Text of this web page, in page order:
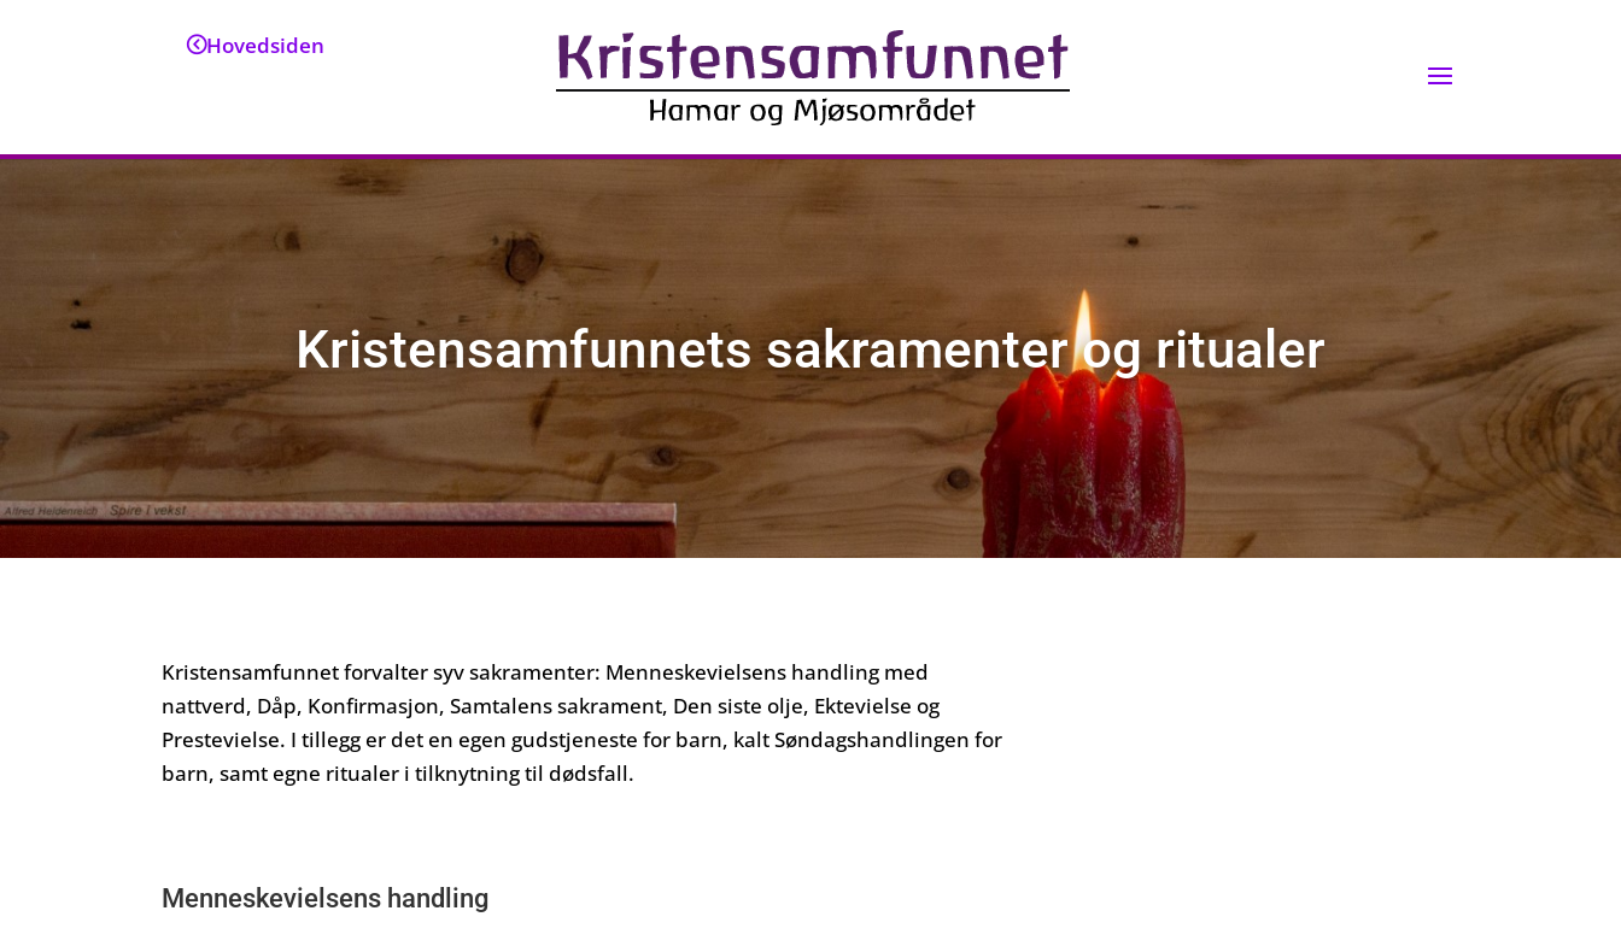
Hovedsiden
Kristensamfunnets sakramenter og ritualer
Kristensamfunnet forvalter syv sakramenter: Menneskevielsens handling med
nattverd, Dåp, Konfirmasjon, Samtalens sakrament, Den siste olje, Ektevielse og
Prestevielse. I tillegg er det en egen gudstjeneste for barn, kalt Søndagshandlingen for
barn, samt egne ritualer i tilknytning til dødsfall.
Menneskevielsens handling